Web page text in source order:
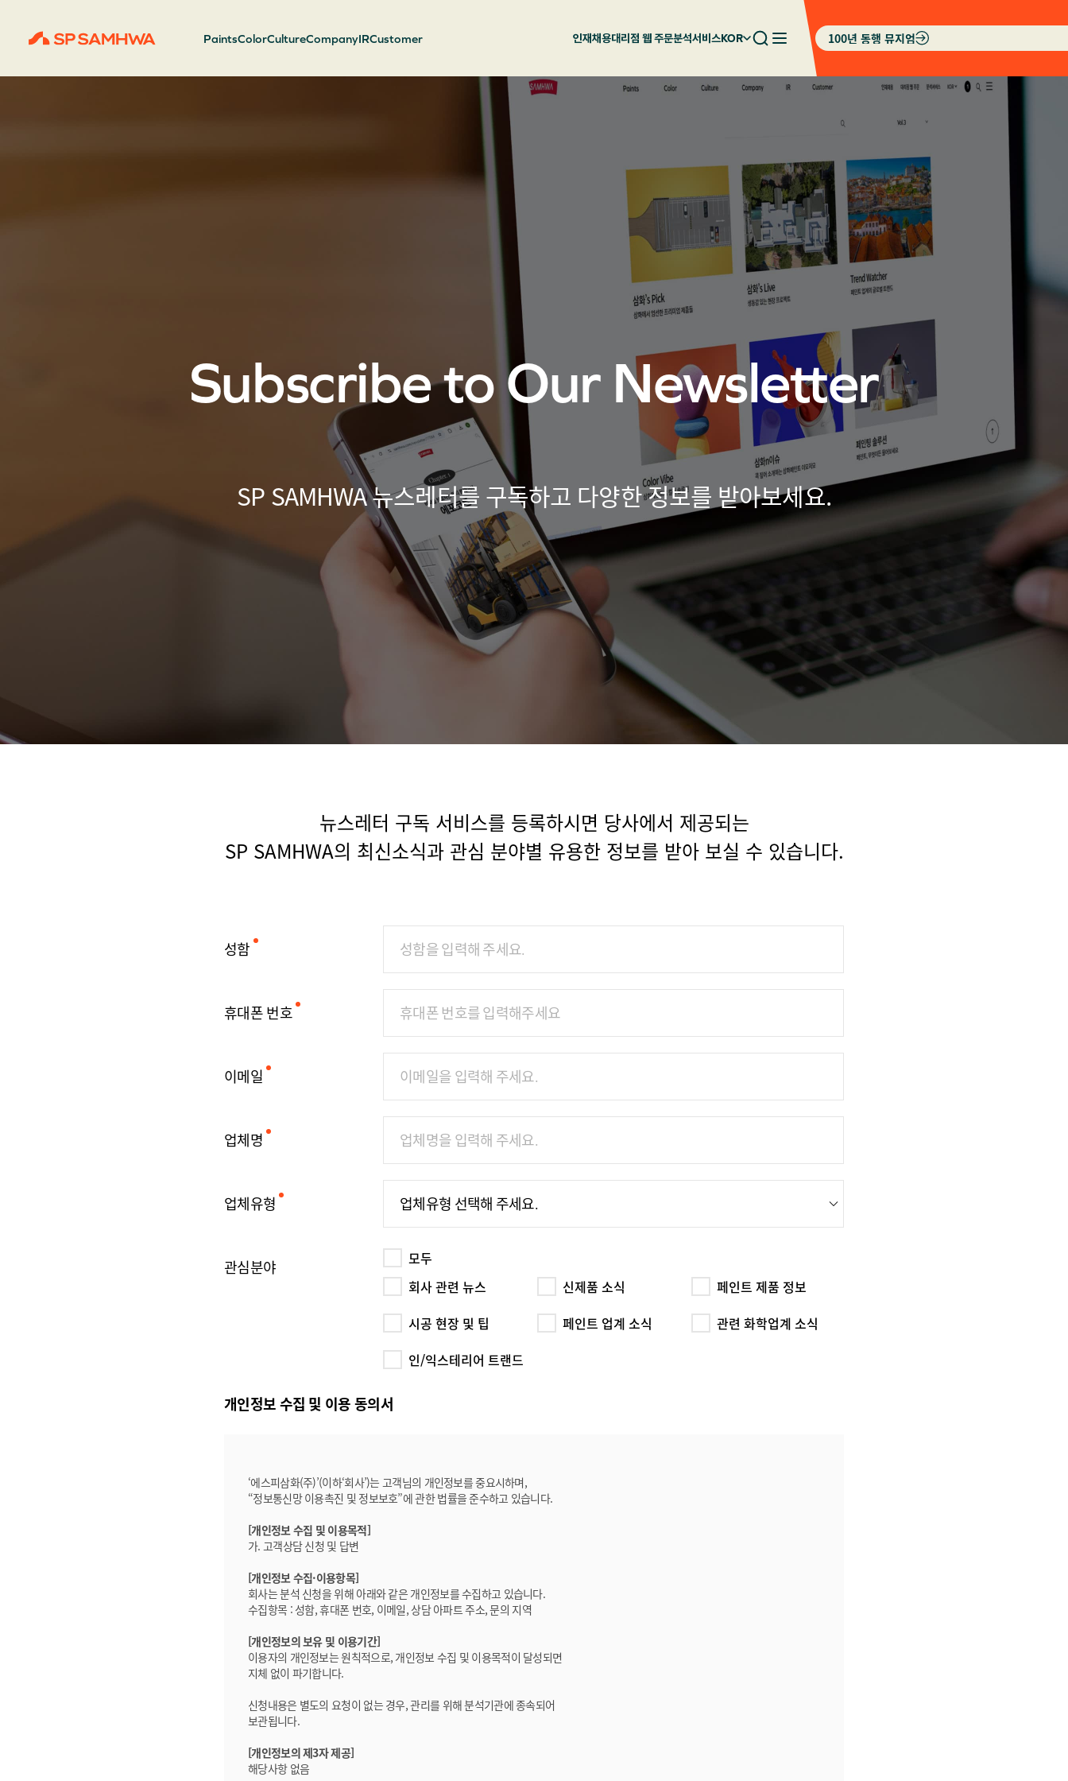
PaintsColorCultureCompanyIRCustomer 인재채용대리점 웹 주문분석서비스KOR 100년 동행 뮤지엄
Subscribe to Our Newsletter
SP SAMHWA 뉴스레터를 구독하고 다양한 정보를 받아보세요.
뉴스레터 구독 서비스를 등록하시면 당사에서 제공되는
SP SAMHWA의 최신소식과 관심 분야별 유용한 정보를 받아 보실 수 있습니다.
성함
휴대폰 번호
이메일
업체명
업체유형 업체유형 선택해 주세요.
관심분야
모두
회사 관련 뉴스
신제품 소식
페인트 제품 정보
시공 현장 및 팁
페인트 업계 소식
관련 화학업계 소식
인/익스테리어 트랜드
개인정보 수집 및 이용 동의서
‘에스피삼화(주)’(이하‘회사’)는 고객님의 개인정보를 중요시하며,
“정보통신망 이용촉진 및 정보보호”에 관한 법률을 준수하고 있습니다.
[개인정보 수집 및 이용목적]
가. 고객상담 신청 및 답변
[개인정보 수집·이용항목]
회사는 분석 신청을 위해 아래와 같은 개인정보를 수집하고 있습니다.
수집항목 : 성함, 휴대폰 번호, 이메일, 상담 아파트 주소, 문의 지역
[개인정보의 보유 및 이용기간]
이용자의 개인정보는 원칙적으로, 개인정보 수집 및 이용목적이 달성되면
지체 없이 파기합니다.
신청내용은 별도의 요청이 없는 경우, 관리를 위해 분석기관에 종속되어
보관됩니다.
[개인정보의 제3자 제공]